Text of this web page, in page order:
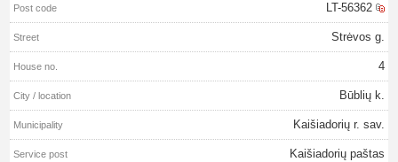
LT-56362
Strėvos g.
4
Būblių k.
Kaišiadorių r. sav.
Kaišiadorių paštas